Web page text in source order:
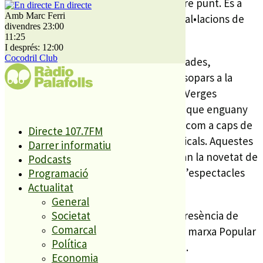
En directe
Amb Marc Ferri
divendres 23:00
11:25
I després: 12:00
Cocodril Club
Directe 107.7FM
Darrer informatiu
Podcasts
Programació
Actualitat
General
Societat
Comarcal
Política
Economia
emplaçament habitual envers a un altre punt. És a
dir, de la Plaça de Poppi, fins a les instal•lacions de
l’Institut Pont de Ferro.
Entre les activitats que estan programades,
destaquen, com ve a ser habitual, els sopars a la
fresca, el Correfoc, la festivitat de les Verges
Trobades, les cercaviles i L’Alterfesta, que enguany
comptarà amb la presència de Gossos com a caps de
cartell, entre d’altres formacions musicals. Aquestes
actuacions enguany també presentaran la novetat de
les barraquetes, que seran una sèrie d’espectacles
destinats als nens petits.
Les festes també comptaran amb la presència de
Ràdio PLF, que enguany organitzarà la marxa Popular
107.7 km, i de la que anirem informant.